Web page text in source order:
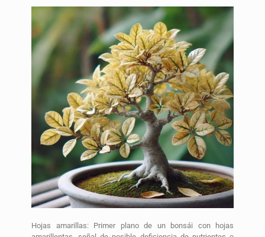
Hojas amarillas: Primer plano de un bonsái con hojas